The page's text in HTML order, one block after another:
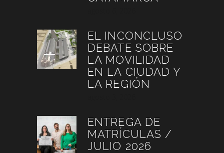
EL INCONCLUSO
DEBATE SOBRE
LA MOVILIDAD
EN LA CIUDAD Y
LA REGIÓN
ENTREGA DE
MATRÍCULAS /
JULIO 2026